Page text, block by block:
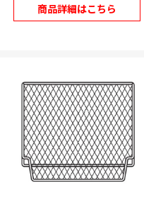
商品詳細はこちら